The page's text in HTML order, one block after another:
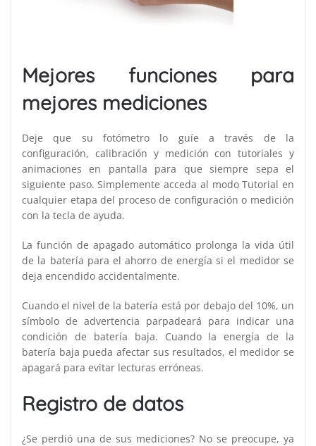
Mejores funciones para
mejores mediciones
Deje que su fotómetro lo guíe a través de la
configuración, calibración y medición con tutoriales y
animaciones en pantalla para que siempre sepa el
siguiente paso. Simplemente acceda al modo Tutorial en
cualquier etapa del proceso de configuración o medición
con la tecla de ayuda.
La función de apagado automático prolonga la vida útil
de la batería para el ahorro de energía si el medidor se
deja encendido accidentalmente.
Cuando el nivel de la batería está por debajo del 10%, un
símbolo de advertencia parpadeará para indicar una
condición de batería baja. Cuando la energía de la
batería baja pueda afectar sus resultados, el medidor se
apagará para evitar lecturas erróneas.
Registro de datos
¿Se perdió una de sus mediciones? No se preocupe, ya